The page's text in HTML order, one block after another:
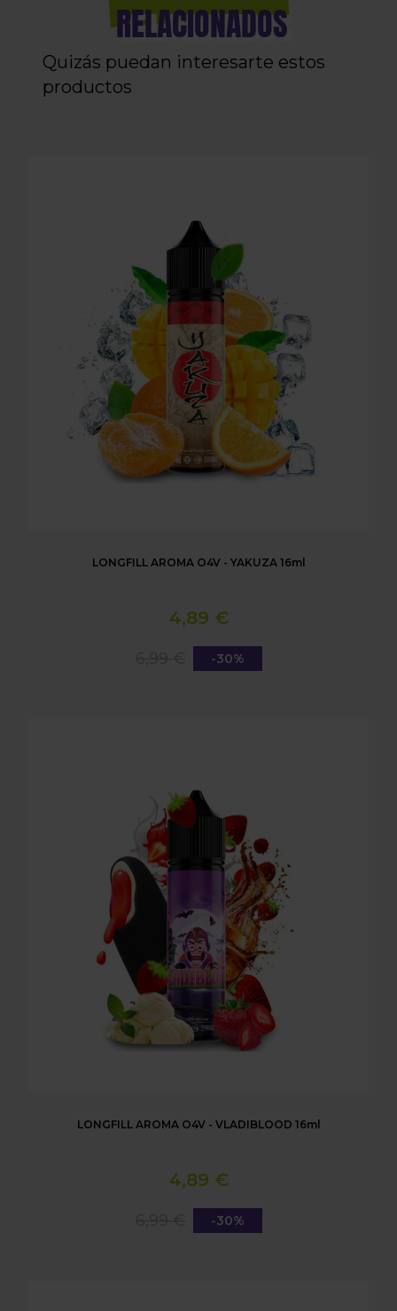
RELACIONADOS
Quizás puedan interesarte estos
productos
LONGFILL AROMA O4V - YAKUZA 16ml
4,89 €
-30%
LONGFILL AROMA O4V - VLADIBLOOD 16ml
4,89 €
-30%